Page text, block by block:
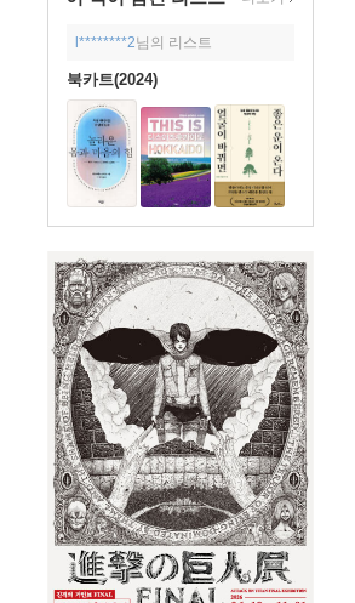
l********2님의 리스트
북카트(2024)